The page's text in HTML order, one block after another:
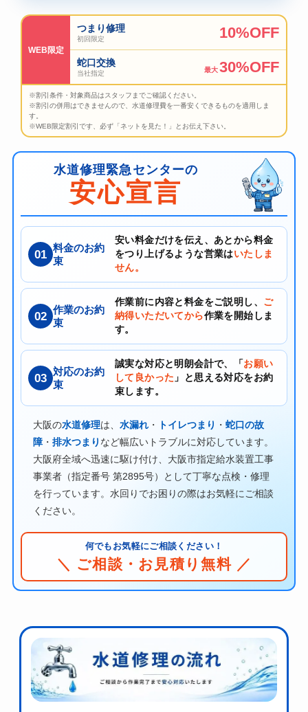
WEB限定
つまり修理
初回限定 10%OFF
蛇口交換
当社指定 最大30%OFF
※割引条件・対象商品はスタッフまでご確認ください。
※割引の併用はできませんので、水道修理費を一番安くできるものを適用しま
す。
※WEB限定割引です、必ず「ネットを見た！」とお伝え下さい。
水道修理緊急センターの
安心宣言
01 料金のお約
束
安い料金だけを伝え、あとから料金
をつり上げるような営業はいたしま
せん。
02 作業のお約
束
作業前に内容と料金をご説明し、 ご
納得いただいてから作業を開始しま
す。
03 対応のお約
束
誠実な対応と明朗会計で、「 お願い
して良かった 」と思える対応をお約
束します。
大阪の水道修理は、 水漏れ・ トイレつまり ・ 蛇口の故
障・ 排水つまり など幅広いトラブルに対応しています。
大阪府全域へ迅速に駆け付け、大阪市指定給水装置工事
事業者（指定番号 第2895号）として丁寧な点検・修理
を行っています。水回りでお困りの際はお気軽にご相談
ください。
何でもお気軽にご相談ください！
＼ ご相談・お見積り無料 ／